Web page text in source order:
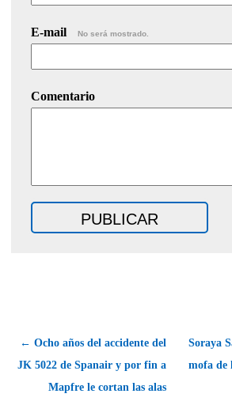
E-mail No será mostrado.
Comentario
← Ocho años del accidente del
JK 5022 de Spanair y por fin a
Mapfre le cortan las alas
Soraya
mofa de